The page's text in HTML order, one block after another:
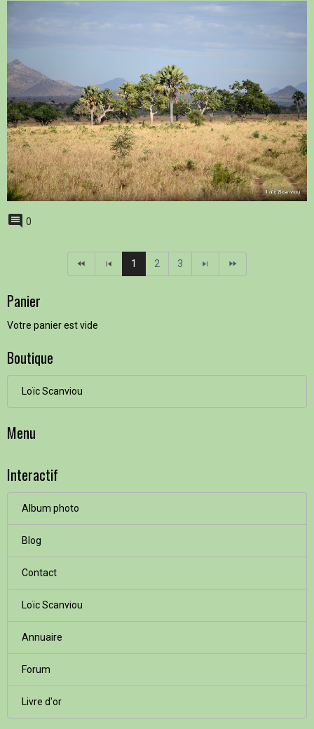
0
1 2 3
Panier
Votre panier est vide
Boutique
Loïc Scanviou
Menu
Interactif
Album photo
Blog
Contact
Loïc Scanviou
Annuaire
Forum
Livre d'or